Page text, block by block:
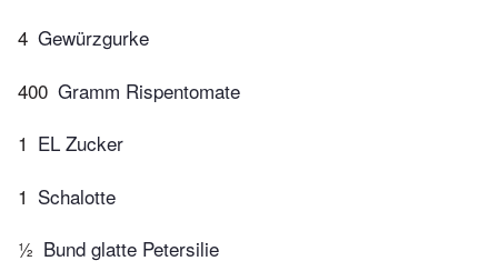
4 Gewürzgurke
400 Gramm Rispentomate
1 EL Zucker
1 Schalotte
½ Bund glatte Petersilie